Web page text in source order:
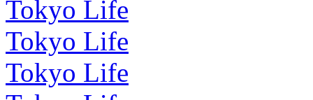
Tokyo Life
Tokyo Life
Tokyo Life